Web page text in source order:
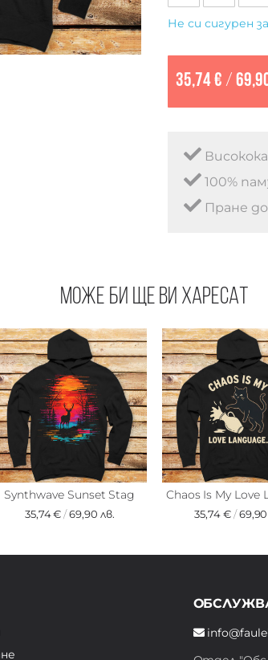
Не си сигурен
35,74 € /
100%
Пране
Може би ще ви харесат
Synthwave Sunset Stag
35,74 €/69,90 лв.
Chaos Is My Love
35,74 €/69,90